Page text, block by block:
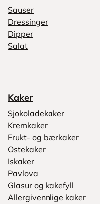
Sauser
Dressinger
Dipper
Salat
Kaker
Sjokoladekaker
Kremkaker
Frukt- og bærkaker
Ostekaker
Iskaker
Pavlova
Glasur og kakefyll
Allergivennlige kaker